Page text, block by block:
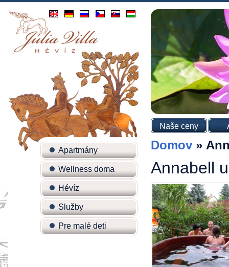
Naše ceny
Apartmány
Wellness doma
Hévíz
Služby
Pre malé deti
Domov »
Annabell